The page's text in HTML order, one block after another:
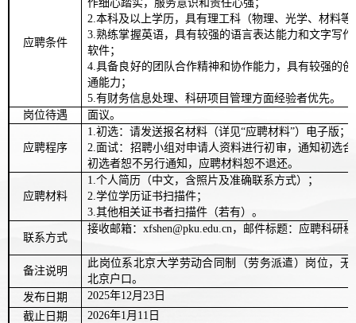
应聘条件
作细心踏实，服务意识和责任心强；
2.本科及以上学历，具有理工科（物理、光学、材料等
3.熟练掌握英语，具有较强的语言表达能力和文字写
软件；
4.具备良好的团队合作精神和协作能力，具有较强的
通能力；
5.有财务信息处理、科研项目管理方面经验者优先。
岗位待遇
面议。
应聘程序
1.初选：请发送报名材料（详见“应聘材料”）电子版；
2.面试：招聘小组对申请人资料进行初审，通知初选
初选者恕不另行通知，应聘材料恕不退还。
应聘材料
1.个人简历（中文，含照片及准确联系方式）；
2.学位学历证书扫描件；
3.其他相关证书者扫描件（若有）。
联系方式
接收邮箱：xfshen@pku.edu.cn，邮件标题：应聘科研
备注说明
此岗位系北京大学劳动合同制（劳务派遣）岗位，无
北京户口。
发布日期
2025年1 2 月23 日
截止日期
2026年1月1 1日